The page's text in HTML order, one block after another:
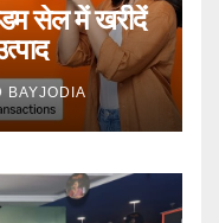
सेल में खरीदें
BAYJODIA